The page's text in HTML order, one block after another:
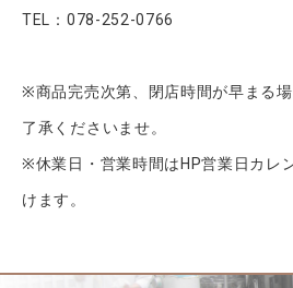
TEL：078-252-0766
※商品完売次第、閉店時間が早まる
了承くださいませ。
※休業日・営業時間はHP営業日カレ
けます。